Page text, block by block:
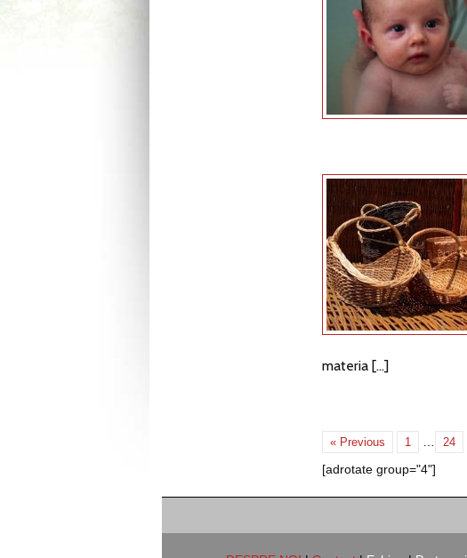
materia […]
« Previous 1 24
[adrotate group="4"]